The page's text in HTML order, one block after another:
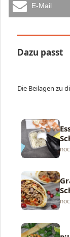
E-Mail
Dazu passt
Die Beilagen zu